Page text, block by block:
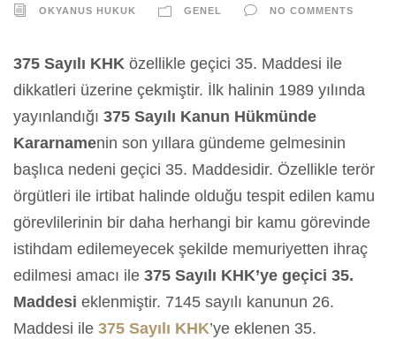
OKYANUS HUKUK GENEL NO COMMENTS
375 Sayılı KHK özellikle geçici 35. Maddesi ile
dikkatleri üzerine çekmiştir. İlk halinin 1989 yılında
yayınlandığı 375 Sayılı Kanun Hükmünde
Kararnamenin son yıllara gündeme gelmesinin
başlıca nedeni geçici 35. Maddesidir. Özellikle terör
örgütleri ile irtibat halinde olduğu tespit edilen kamu
görevlilerinin bir daha herhangi bir kamu görevinde
istihdam edilemeyecek şekilde memuriyetten ihraç
edilmesi amacı ile 375 Sayılı KHK’ye geçici 35.
Maddesi eklenmiştir. 7145 sayılı kanunun 26.
Maddesi ile 375 Sayılı KHK’ye eklenen 35.